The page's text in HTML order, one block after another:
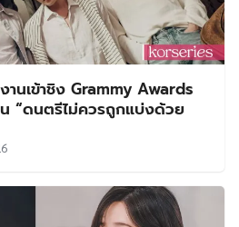
านเข้าชิง Grammy Awards
“ดนตรีไม่ควรถูกแบ่งด้วย